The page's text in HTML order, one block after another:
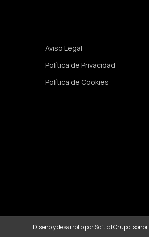
Aviso Legal
Política de Privacidad
Política de Cookies
Diseño y desarrollo porSoftic|Grupo Isonor